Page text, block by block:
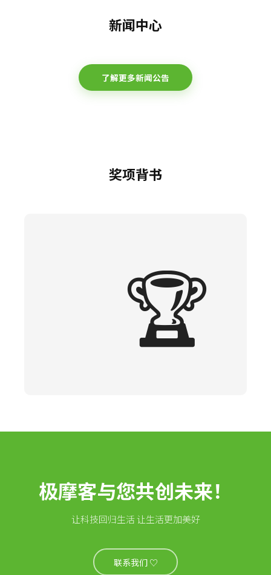
新闻中心
了解更多新闻公告
奖项背书
🏆
极摩客与您共创未来！
让科技回归生活 让生活更加美好
联系我们 ♡